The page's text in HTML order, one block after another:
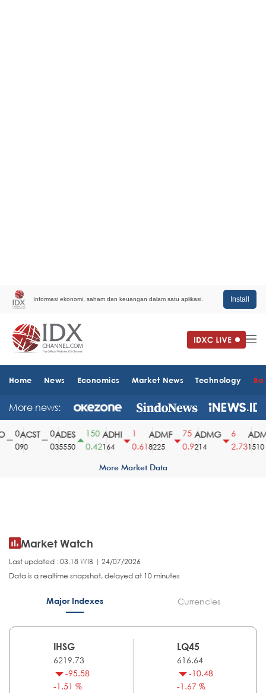
Informasi ekonomi, saham dan keuangan dalam satu aplikasi. Install
Home News Economics Market News Technology
More news:
ACST
90
ADES
35550
150
0.42
ADHI
164
0.61
ADMF
8225
75
0.9
ADMG
214
2.73
ADMR
1510
More Market Data
Market Watch
Last updated : 03.18 WIB | 24/07/2026
Data is a realtime snapshot, delayed at 10 minutes
Major Indexes Currencies
IHSG
6219.73
-95.58
-1.51 %
LQ45
616.64
-10.48
-1.67 %